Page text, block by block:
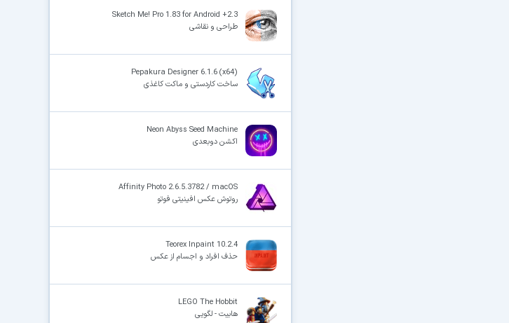
Sketch Me! Pro 1.83 for Android +2.3
طراحی و نقاشی
Pepakura Designer 6.1.6 (x64)
ساخت کاردستی و ماکت کاغذی
Neon Abyss Seed Machine
اکشن دوبعدی
Affinity Photo 2.6.5.3782 / macOS
روتوش عکس افینیتی فوتو
Teorex Inpaint 10.2.4
حذف افراد و اجسام از عکس
LEGO The Hobbit
هابیت - لگویی